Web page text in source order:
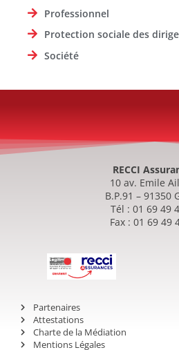
Professionnel
Protection sociale des
Société
RECCI
10 av. Emile
B.P.91 – 91350
Tél : 01 69 49
Fax : 01 69 49
Partenaires
Attestations
Charte de la Médiation
Mentions Légales